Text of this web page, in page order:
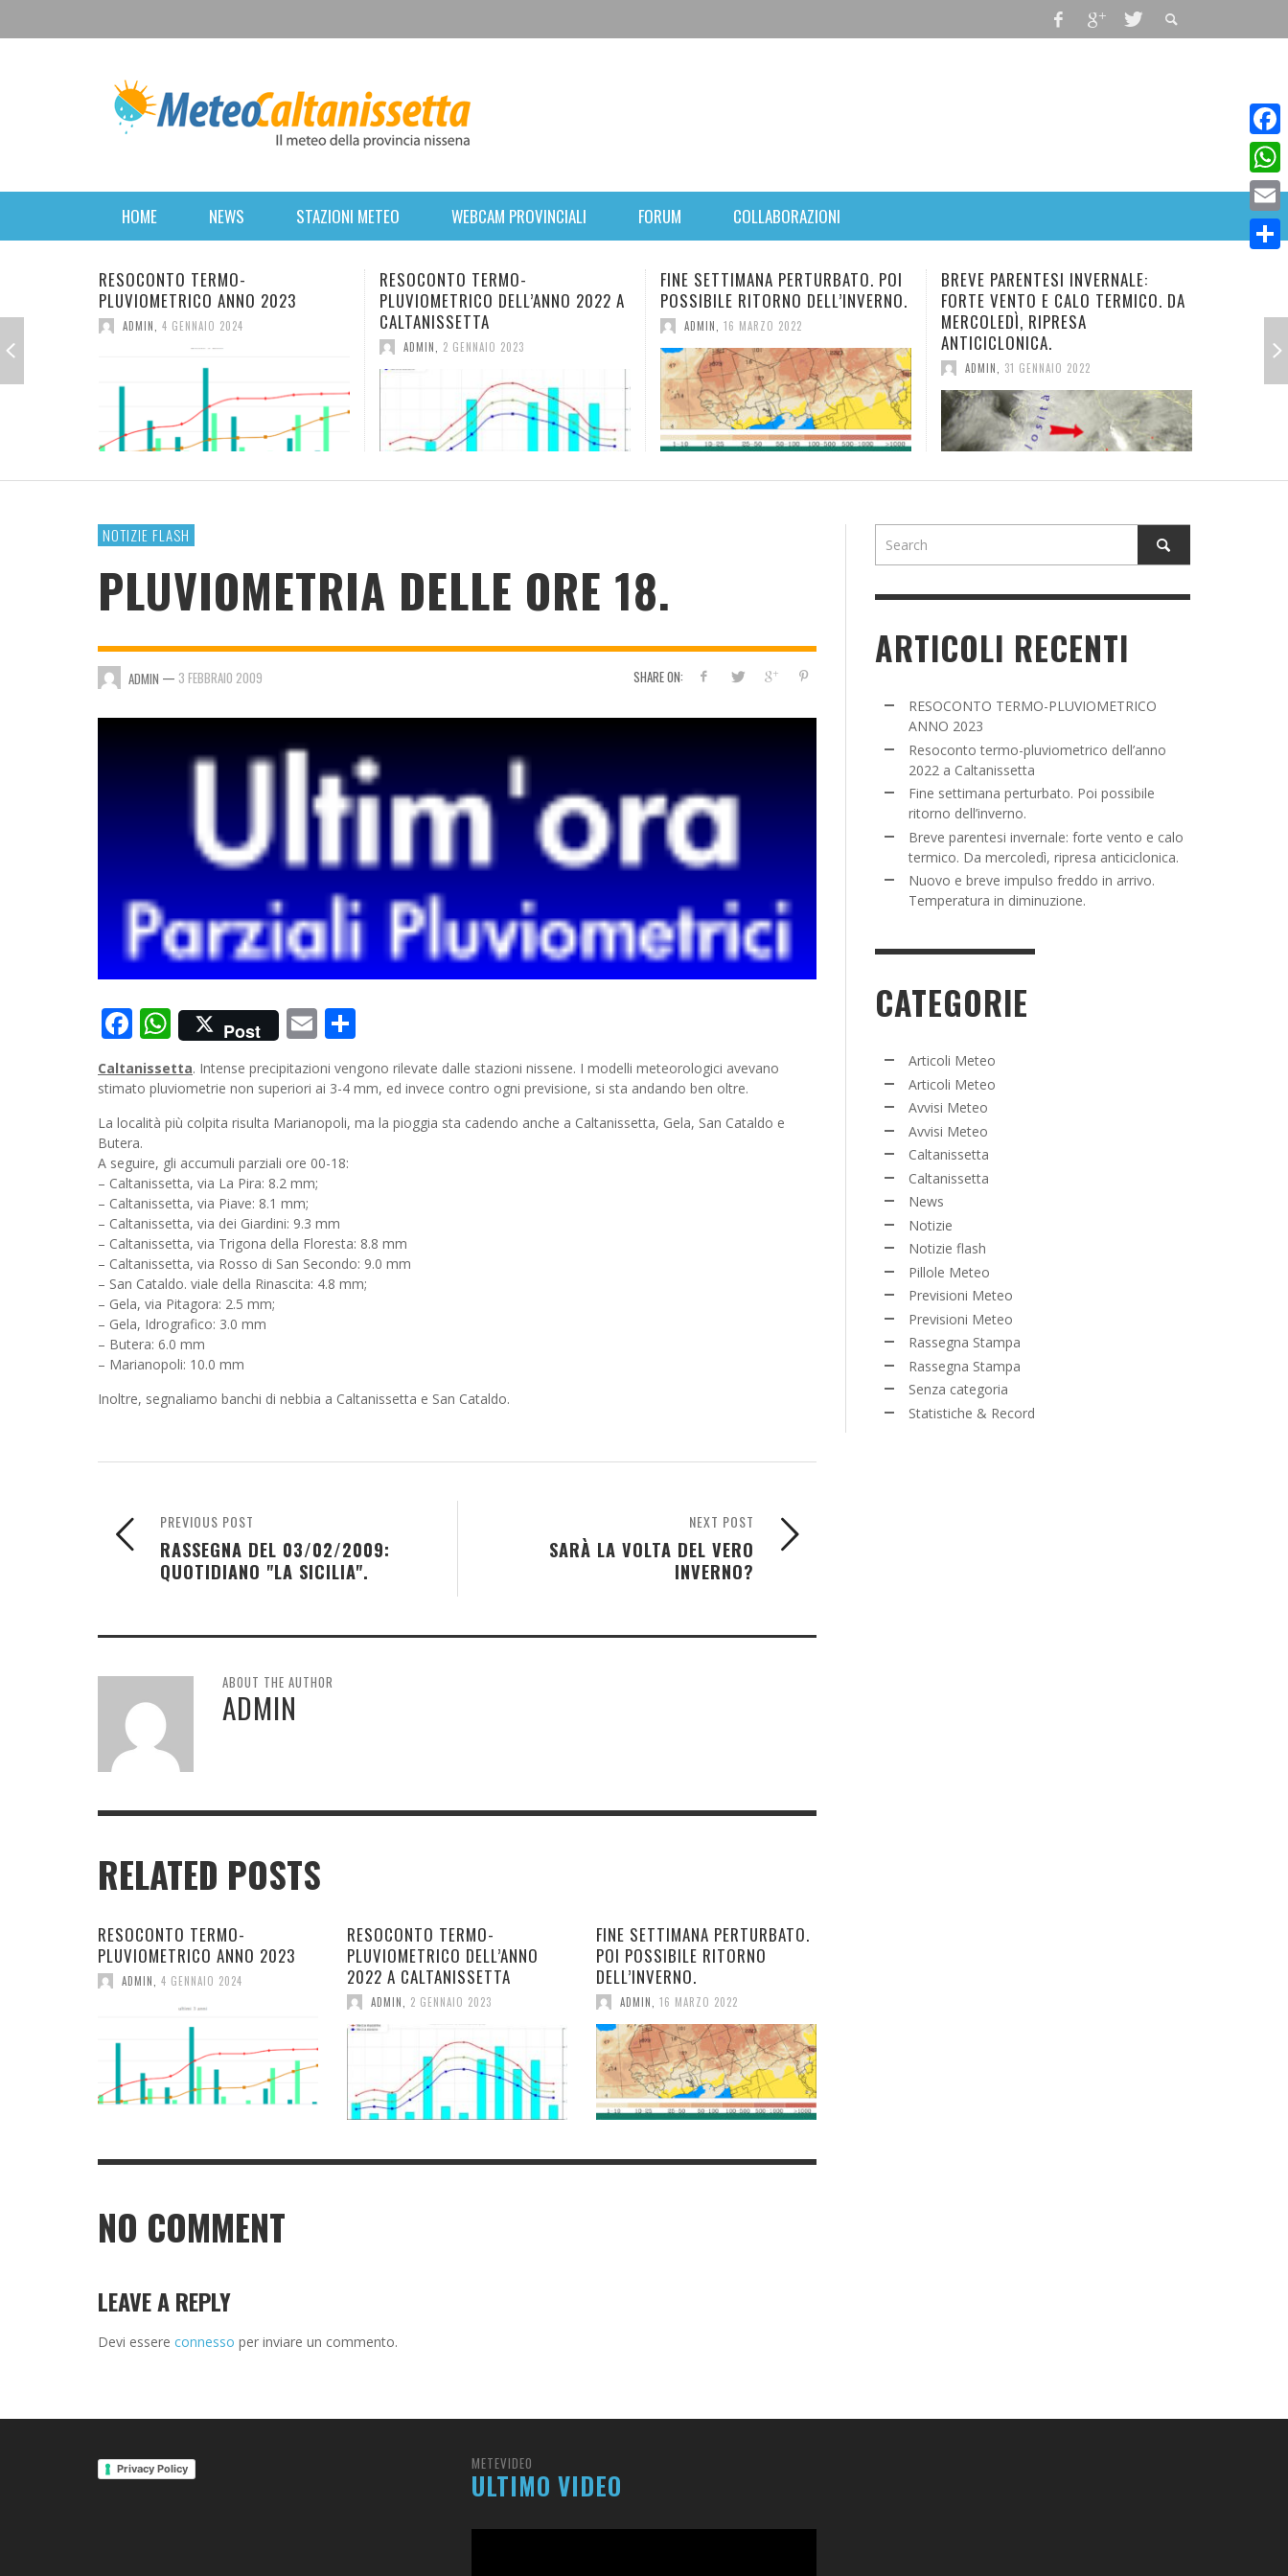
HOME NEWS
2023
DELL’ANNO 2022 A CALTANISSETTA
RITORNO DELL’INVERNO.
STAZIONI METEO WEBCAM PROVINCIALI FORUM COLLABORAZIONI
RESOCONTO TERMO-
PLUVIOMETRICO DELL’ANNO 2022 A
CALTANISSETTA
ADMIN, 2 GENNAIO 2023
FINE SETTIMANA PERTURBATO. POI
POSSIBILE RITORNO DELL’INVERNO.
ADMIN , 16 MARZO 2022
BREVE PARENTESI INVERNALE:
FORTE VENTO E CALO TERMICO. DA
MERCOLEDÌ, RIPRESA
ANTICICLONICA.
ADMIN, 31 GENNAIO 2022
NUOVO E BREVE IMPULSO FREDDO
IN ARRIVO. TEMPERATURA IN
DIMINUZIONE.
ADMIN, 28 GENNAIO 2022
NOTIZIE FLASH
PLUVIOMETRIA DELLE ORE 18.
SHARE ON:
ADMIN — 3 FEBBRAIO 2009
Facebook
WhatsApp
Post Email
Caltanissetta. Intense precipitazioni vengono rilevate dalle stazioni nissene. I modelli meteorologici avevano
stimato pluviometrie non superiori ai 3-4 mm, ed invece contro ogni previsione, si sta andando ben oltre.
La località più colpita risulta Marianopoli, ma la pioggia sta cadendo anche a Caltanissetta, Gela, San Cataldo e
Butera.
A seguire, gli accumuli parziali ore 00-18:
– Caltanissetta, via La Pira: 8.2 mm;
– Caltanissetta, via Piave: 8.1 mm;
– Caltanissetta, via dei Giardini: 9.3 mm
– Caltanissetta, via Trigona della Floresta: 8.8 mm
– Caltanissetta, via Rosso di San Secondo: 9.0 mm
– San Cataldo. viale della Rinascita: 4.8 mm;
– Gela, via Pitagora: 2.5 mm;
– Gela, Idrografico: 3.0 mm
– Butera: 6.0 mm
– Marianopoli: 10.0 mm
Inoltre, segnaliamo banchi di nebbia a Caltanissetta e San Cataldo.
NEXT POST
SARÀ LA VOLTA DEL VERO
INVERNO?
PREVIOUS POST
RASSEGNA DEL 03/02/2009:
QUOTIDIANO "LA SICILIA".
ABOUT THE AUTHOR
ADMIN
RELATED POSTS
RESOCONTO TERMO-
PLUVIOMETRICO ANNO 2023
ADMIN 4 GENNAIO 2024
RESOCONTO TERMO-
PLUVIOMETRICO DELL’ANNO
2022 A CALTANISSETTA
ADMIN 2 GENNAIO 2023
FINE SETTIMANA PERTURBATO.
POI POSSIBILE RITORNO
DELL’INVERNO.
ADMIN 16 MARZO 2022
NO COMMENT
LEAVE A REPLY
Devi essere connesso per inviare un commento.
ARTICOLI RECENTI
RESOCONTO TERMO-PLUVIOMETRICO
ANNO 2023
Resoconto termo-pluviometrico dell’anno
2022 a Caltanissetta
Fine settimana perturbato. Poi possibile
ritorno dell’inverno.
Breve parentesi invernale: forte vento e calo
termico. Da mercoledì, ripresa anticiclonica.
Nuovo e breve impulso freddo in arrivo.
Temperatura in diminuzione.
CATEGORIE
Articoli Meteo
Articoli Meteo
Avvisi Meteo
Avvisi Meteo
Caltanissetta
Caltanissetta
News
Notizie
Notizie flash
Pillole Meteo
Previsioni Meteo
Previsioni Meteo
Rassegna Stampa
Rassegna Stampa
Senza categoria
Statistiche & Record
Privacy Policy METEVIDEO
ULTIMO VIDEO
Email